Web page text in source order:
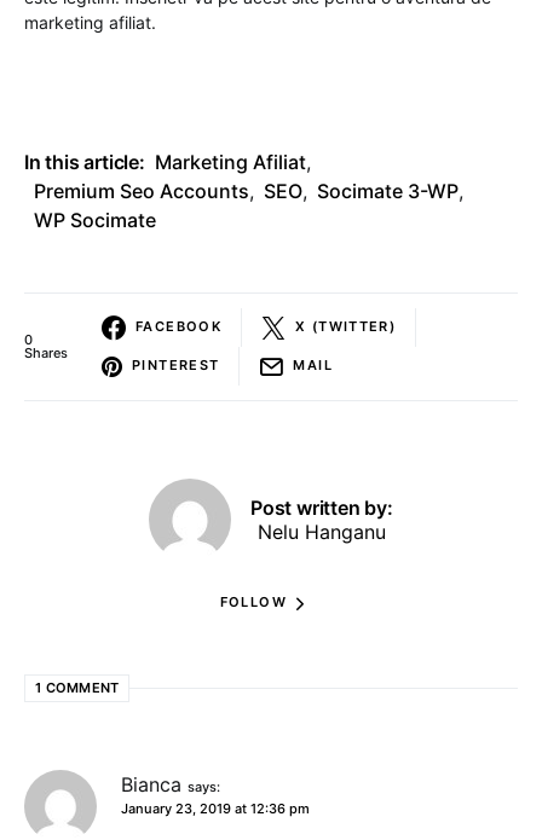
marketing afiliat.
In this article: Marketing Afiliat,
Premium Seo Accounts, SEO, Socimate 3-WP,
WP Socimate
0
Shares
FACEBOOK X (TWITTER)
PINTEREST MAIL
Post written by:
Nelu Hanganu
FOLLOW
1 COMMENT
Bianca says:
January 23, 2019 at 12:36 pm